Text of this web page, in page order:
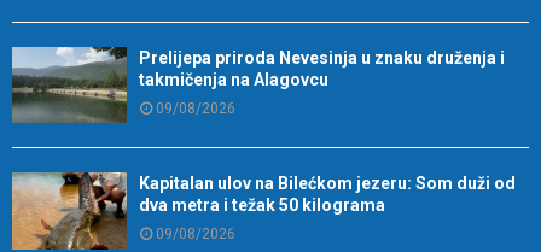
Prelijepa priroda Nevesinja u znaku druženja i
takmičenja na Alagovcu
09/08/2026
Kapitalan ulov na Bilećkom jezeru: Som duži od
dva metra i težak 50 kilograma
09/08/2026